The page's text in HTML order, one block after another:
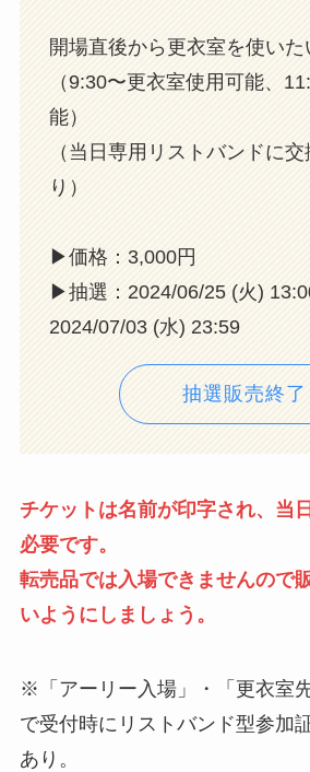
開場直後から更衣室を使いた
（9:30〜更衣室使用可能、
能）
（当日専用リストバンドに
り）
▶︎価格：3,000円
▶︎抽選：2024/06/25 (火)
2024/07/03 (水) 23:59
抽選販売終了
チケットは名前が印字され、当
必要です。
転売品では入場できませんので
いようにしましょう。
※「アーリー入場」・「更衣室
で受付時にリストバンド型参加
あり。